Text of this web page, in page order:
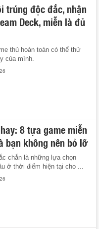
trúng độc đắc, nhận
Deck, miễn là đủ
thủ hoàn toàn có thể thử
của mình.
8 tựa game miễn
bạn không nên bỏ lỡ
chắn là những lựa chọn
ở thời điểm hiện tại cho ...